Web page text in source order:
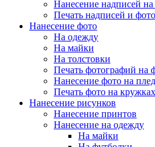
Нанесение надписей
Печать надписей и
Нанесение фото
На одежду
На майки
На толстовки
Печать фотографий на
Нанесение фото на
Печать фото на кружках
Нанесение рисунков
Нанесение принтов
Нанесение на одежду
На майки